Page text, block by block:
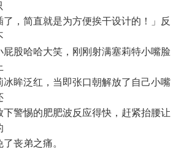
，简直就是为方便挨干设计的！」反
屁股哈哈大笑，刚刚射满塞莉特小嘴脸
冰眸泛红，当即张口朝解放了自己小嘴
警惕的肥肥波反应得快，赶紧抬腰让
丧弟之痛。